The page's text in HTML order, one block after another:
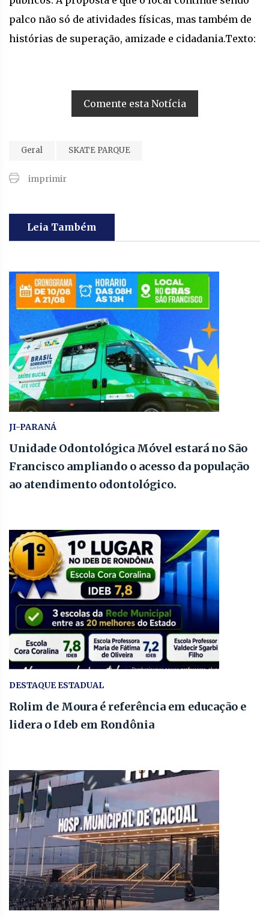
palco não só de atividades físicas, mas também de
histórias de superação, amizade e cidadania.Texto:
Comente esta Notícia
Geral SKATE PARQUE
imprimir
Leia Também
JI-PARANÁ
Unidade Odontológica Móvel estará no São
Francisco ampliando o acesso da população
ao atendimento odontológico.
DESTAQUE ESTADUAL
Rolim de Moura é referência em educação e
lidera o Ideb em Rondônia